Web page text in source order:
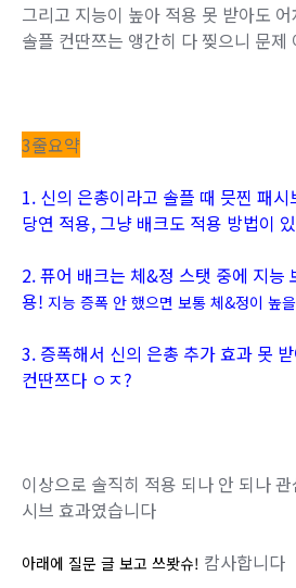
그리고 지능이 높아 적용 못 받아도
솔플 컨딴쯔는 앵간히 다 찢으니 문제
3줄요약
1. 신의 은총이라고 솔플 때 믓찐 패
당연 적용, 그냥 배크도 적용 방법이
2. 퓨어 배크는 체&정 스탯 중에 지능
용! 지능 증폭 안 했으면 보통 체&정이 높
3. 증폭해서 신의 은총 추가 효과 못
컨딴쯔다 ㅇㅈ?
이상으로 솔직히 적용 되나 안 되나
시브 효과였습니다
아래에 질문 글 보고 쓰봣슈! 캄사합니다